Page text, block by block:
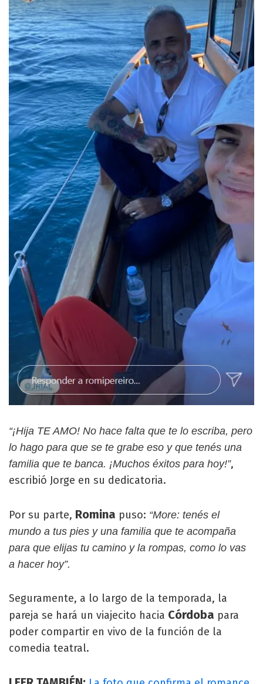
“¡Hija TE AMO! No hace falta que te lo escriba, pero
lo hago para que se te grabe eso y que tenés una
familia que te banca. ¡Muchos éxitos para hoy!”,
escribió Jorge en su dedicatoria.
Por su parte, Romina puso: “More: tenés el
mundo a tus pies y una familia que te acompaña
para que elijas tu camino y la rompas, como lo vas
a hacer hoy”.
Seguramente, a lo largo de la temporada, la
pareja se hará un viajecito hacia Córdoba para
poder compartir en vivo de la función de la
comedia teatral.